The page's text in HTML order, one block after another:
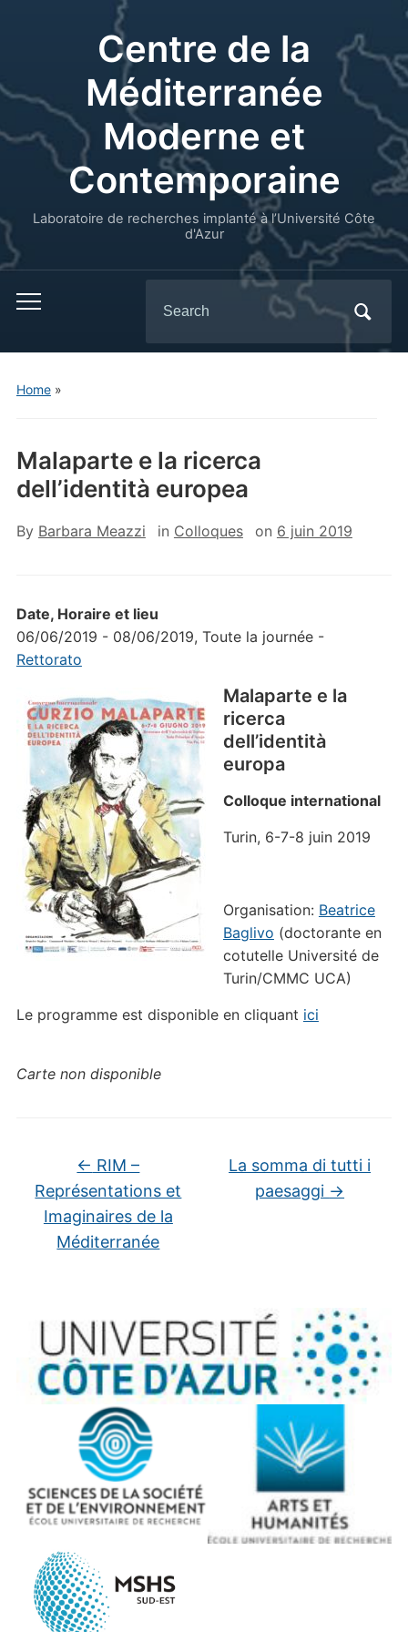
Centre de la
Méditerranée
Moderne et
Contemporaine
Laboratoire de recherches implanté à l’Université Côte
d'Azur
for:
Home»
Malaparte e la ricerca
dell’identità europea
By Barbara Meazzi in Colloques on 6 juin 2019
Date, Horaire et lieu
06/06/2019 - 08/06/2019, Toute la journée -
Rettorato
Malaparte e la
ricerca
dell’identità
europa
Colloque international
Turin, 6-7-8 juin 2019
Organisation: Beatrice
Baglivo (doctorante en
cotutelle Université de
Turin/CMMC UCA)
Le programme est disponible en cliquant ici
Carte non disponible
← RIM –
Représentations et
Imaginaires de la
Méditerranée
La somma di tutti i
paesaggi →